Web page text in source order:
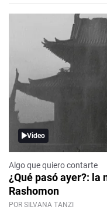
Video
Algo que quiero contarte
¿Qué pasó ayer?:
Rashomon
POR SILVANA TANZI